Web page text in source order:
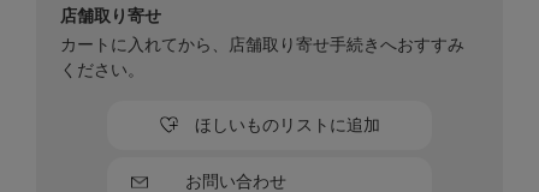
お問い合わせ
ほしいものリストに追加
店舗取り寄せ
カートに入れてから、店舗取り寄せ手続きへおすすみ
ください。